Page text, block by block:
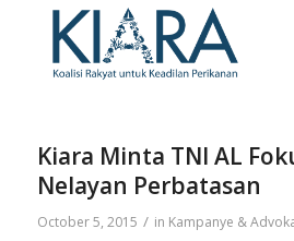
Kiara Minta TNI AL
Nelayan Perbatasan
October 5, 2015 / in Kampanye &